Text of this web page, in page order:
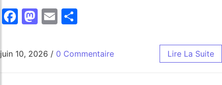
Facebook
Mastodon
Email
juin 10, 2026 / 0 Commentaire Lire La Suite